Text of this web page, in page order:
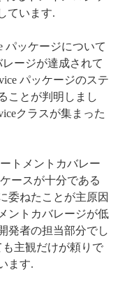
ています.
パッケージについて
ージが達成されて
パッケージのステ
ことが判明しまし
クラスが集まった
トメントカバレー
ースが十分である
委ねたことが主原因
ントカバレージが低
発者の担当部分でし
主観だけが頼りで
ます.